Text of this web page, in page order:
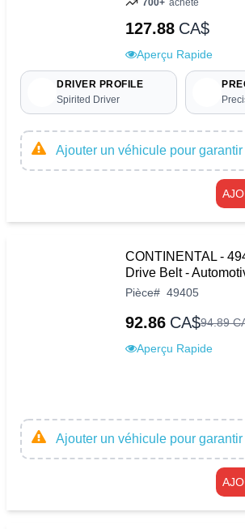
700+ acheté
127.88 CA$
Aperçu Rapide
DRIVER PROFILE
Spirited Driver
Ajouter un véhicule pour
CONTINENTAL -
Drive Belt -
Pièce# 49405
92.86 CA$94.89
Aperçu Rapide
Ajouter un véhicule pour